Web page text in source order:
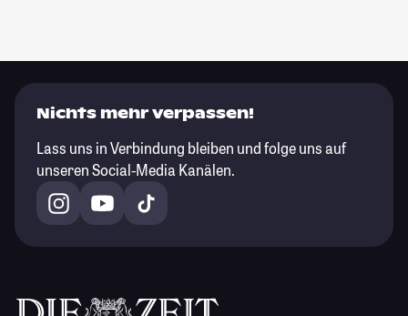
Nichts mehr verpassen!
Lass uns in Verbindung bleiben und folge uns auf
unseren Social-Media Kanälen.